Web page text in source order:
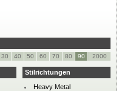
30 40 50 60 70 80 90 2000
Stilrichtungen
Heavy Metal